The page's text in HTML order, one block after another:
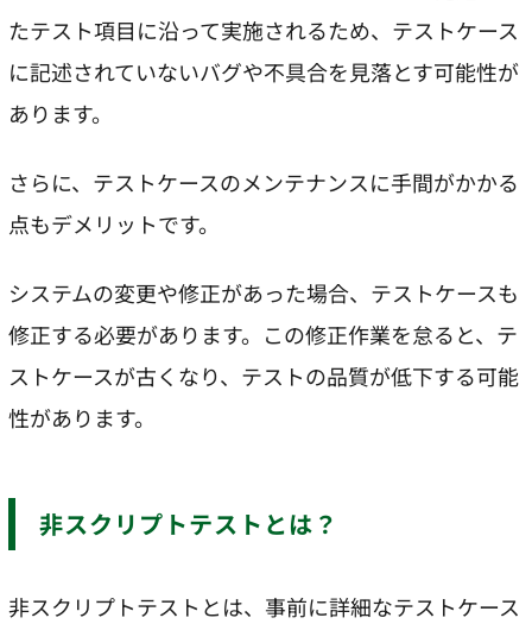
たテスト項目に沿って実施されるため、テストケース
に記述されていないバグや不具合を見落とす可能性が
あります。
さらに、テストケースのメンテナンスに手間がかかる
点もデメリットです。
システムの変更や修正があった場合、テストケースも
修正する必要があります。この修正作業を怠ると、テ
ストケースが古くなり、テストの品質が低下する可能
性があります。
非スクリプトテストとは？
非スクリプトテストとは、事前に詳細なテストケース